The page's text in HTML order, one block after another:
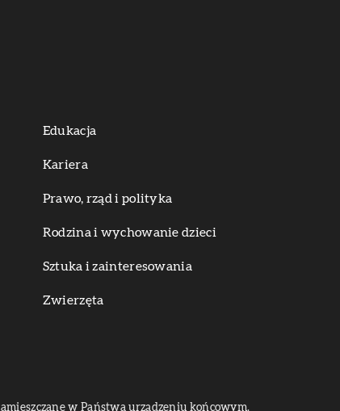
Edukacja
Kariera
Prawo, rząd i polityka
Rodzina i wychowanie dzieci
Sztuka i zainteresowania
Zwierzęta
w Państwa urządzeniu końcowym.